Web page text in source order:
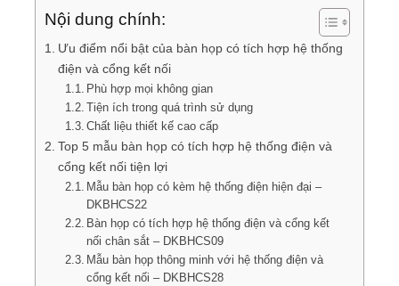
Nội dung chính:
Ưu điểm nổi bật của bàn họp có tích hợp hệ thống
điện và cổng kết nối
Phù hợp mọi không gian
Tiện ích trong quá trình sử dụng
Chất liệu thiết kế cao cấp
Top 5 mẫu bàn họp có tích hợp hệ thống điện và
cổng kết nối tiện lợi
Mẫu bàn họp có kèm hệ thống điện hiện đại –
DKBHCS22
Bàn họp có tích hợp hệ thống điện và cổng kết
nối chân sắt – DKBHCS09
Mẫu bàn họp thông minh với hệ thống điện và
cổng kết nối – DKBHCS28